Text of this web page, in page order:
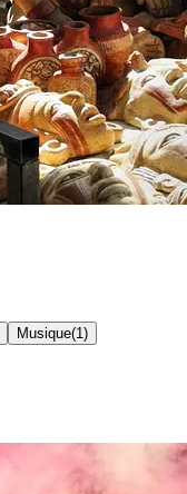
Musique(1 )